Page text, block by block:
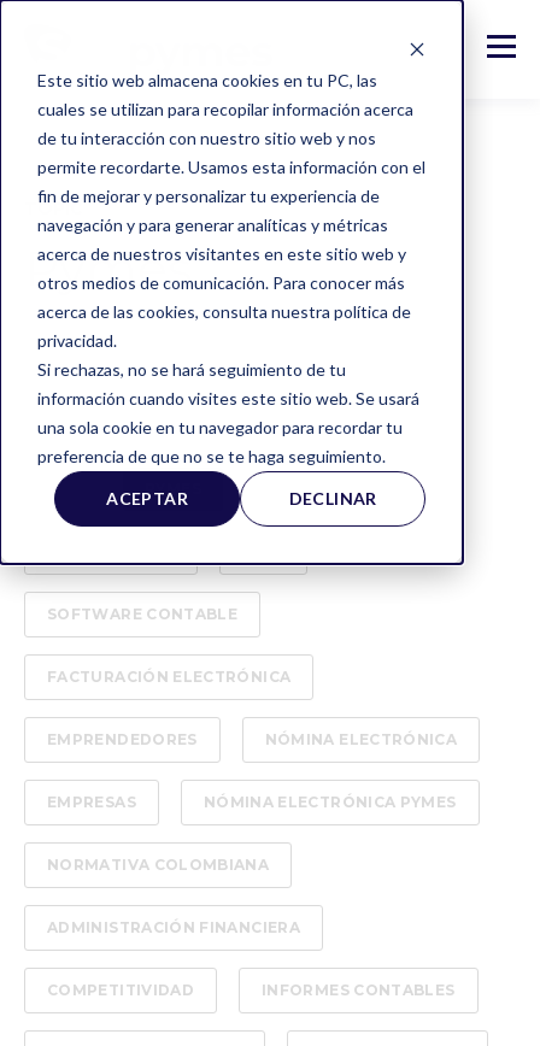
Este sitio web almacena cookies en tu PC, las
cuales se utilizan para recopilar información acerca
de tu interacción con nuestro sitio web y nos
permite recordarte. Usamos esta información con el
fin de mejorar y personalizar tu experiencia de
navegación y para generar analíticas y métricas
acerca de nuestros visitantes en este sitio web y
otros medios de comunicación. Para conocer más
acerca de las cookies, consulta nuestra política de
privacidad.
Si rechazas, no se hará seguimiento de tu
información cuando visites este sitio web. Se usará
una sola cookie en tu navegador para recordar tu
preferencia de que no se te haga seguimiento.
ACEPTAR DECLINAR
TOPIC
Pymes
ALL PYMES TIPS
SOFTWARE CONTABLE
FACTURACIÓN ELECTRÓNICA
EMPRENDEDORES NÓMINA ELECTRÓNICA
EMPRESAS NÓMINA ELECTRÓNICA PYMES
NORMATIVA COLOMBIANA
ADMINISTRACIÓN FINANCIERA
COMPETITIVIDAD INFORMES CONTABLES